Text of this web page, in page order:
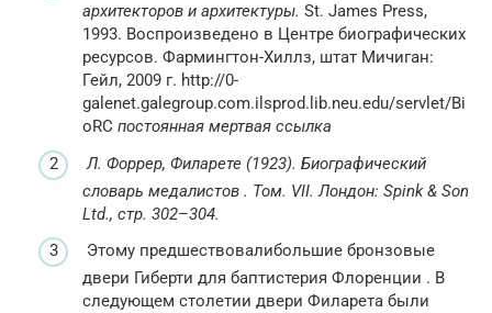
архитекторов и архитектуры. St. James Press,
1993. Воспроизведено в Центре биографических
ресурсов. Фармингтон-Хиллз, штат Мичиган:
Гейл, 2009 г. http://0-
galenet.galegroup.com.ilsprod.lib.neu.edu/servlet/Bi
oRC постоянная мертвая ссылка
Л. Форрер, Филарете (1923). Биографический
словарь медалистов . Том. VII.Лондон: Spink & Son
Ltd., стр. 302–304.
Этому предшествовалибольшие бронзовые
двери Гиберти для баптистерия Флоренции . В
следующем столетии двери Филарета были